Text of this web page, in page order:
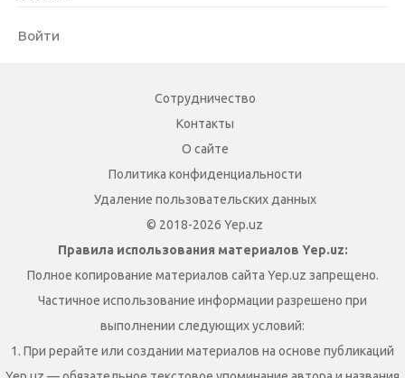
Войти
Сотрудничество
Контакты
О сайте
Политика конфиденциальности
Удаление пользовательских данных
© 2018-2026 Yep.uz
Правила использования материалов Yep.uz:
Полное копирование материалов сайта Yep.uz запрещено.
Частичное использование информации разрешено при
выполнении следующих условий:
1. При рерайте или создании материалов на основе публикаций